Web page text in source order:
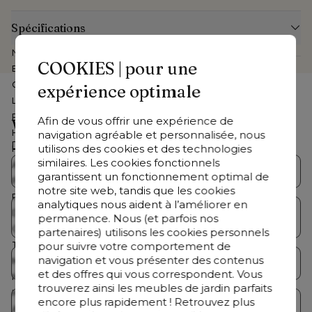
COOKIES | pour une
expérience optimale
Afin de vous offrir une expérience de
navigation agréable et personnalisée, nous
utilisons des cookies et des technologies
similaires. Les cookies fonctionnels
garantissent un fonctionnement optimal de
notre site web, tandis que les cookies
analytiques nous aident à l’améliorer en
permanence. Nous (et parfois nos
partenaires) utilisons les cookies personnels
pour suivre votre comportement de
navigation et vous présenter des contenus
et des offres qui vous correspondent. Vous
trouverez ainsi les meubles de jardin parfaits
encore plus rapidement ! Retrouvez plus
Spécifications
Numéro d'article Web
Exposé dans le show-room
Non
Collection
Largeur
210 cm
Profondeur
80 cm
Hauteur
67 cm
Hauteur assise
30 cm
Assemblé
Non
Profondeur coussin dossier
20 cm
Profondeur coussin d'assise
14 cm
Dimensions
Lrg. 210 x Prof. 80 x Haut. 67 cm
Coussin(s) inclus
Oui
Table basse incluse
Non
Marque
Bristol à la carte
Nombre de personnes
3 personnes
Housse lavable
Oui
Armature inoxydable
Oui
Vous cherchez autre chose ?
Découvrez notre offre complète
Collections Bristol Salons de jardin
Table de jardin avec
chaises
Tables de jardin
Chaises de jardin Chaises longues
Parasols Accessoires